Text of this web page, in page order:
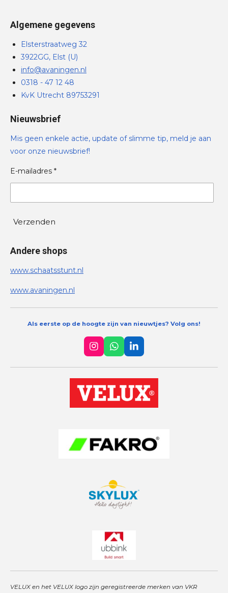
Algemene gegevens
Elsterstraatweg 32
3922GG, Elst (U)
info@avaningen.nl
0318 - 47 12 48
KvK Utrecht 89753291
Nieuwsbrief
Mis geen enkele actie, update of slimme tip, meld je aan
voor onze nieuwsbrief!
E-mailadres *
Verzenden
Andere shops
www.schaatsstunt.nl
www.avaningen.nl
Als eerste op de hoogte zijn van nieuwtjes? Volg ons!
I
n
s
t
a
g
W
h
a
t
s
A
L
i
n
k
e
d
VELUX en het VELUX logo zijn geregistreerde merken van VKR